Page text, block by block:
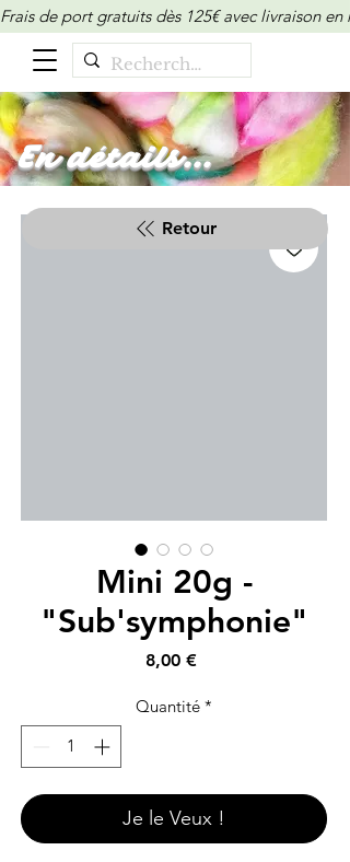
Frais de port gratuits dès 125€ avec livraison
En détails...
Mini 20g -
"Sub'symphonie"
8,00 €Prix
Quantité *
Je le Veux !
Retour